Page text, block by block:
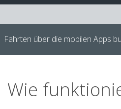
Fahrten über die mobilen Apps
Wie